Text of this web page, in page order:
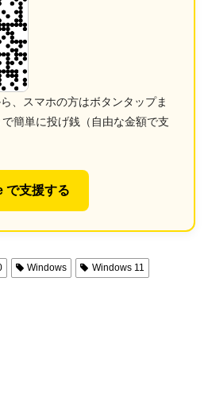
、スマホの方はボタンタップま
簡単に投げ銭（自由な金額で支
で支援する
Windows
Windows 11